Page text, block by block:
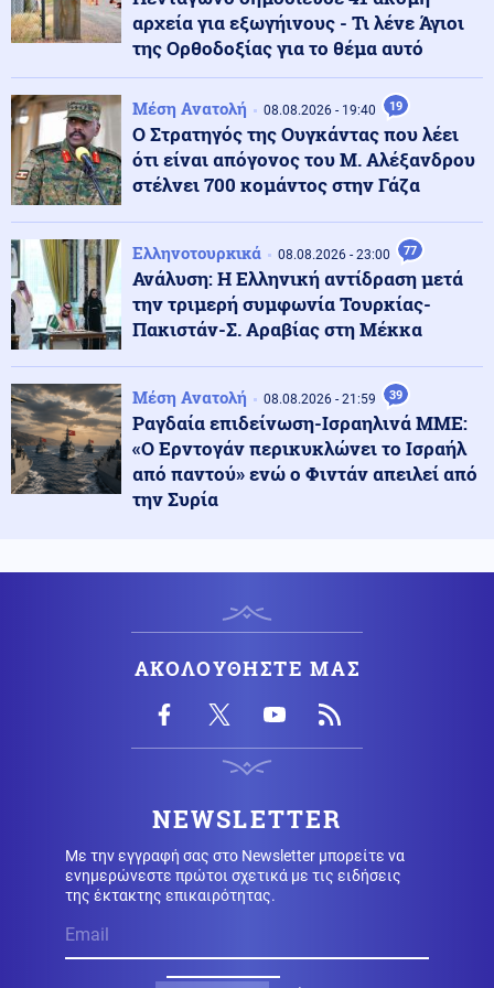
Υγεία 09.08.2026 - 17:58
Αφυδάτωση και γαστρεντερίτιδα: Γιατί το νερό δεν
είναι αρκετό
ΗΠΑ 09.08.2026 - 17:44
Νέα Υόρκη: Ανατροπή σκάφους με δύο νεκρούς –
Ανάμεσά τους ένα βρέφος
Κοινωνία 09.08.2026 - 17:37
Βοιωτία: Απατεώνας έπεισε δύο ηλικιωμένες να του
δώσουν τα χρήματά τους (βίντεο)
Κόσμος 09.08.2026 - 17:35
Οι προφητείες της Μπάμπα Βάνγκα για το 2026! Δύο
έχουν ήδη βγει αληθινές-Το σενάριο που απομένει
μέχρι το τέλος του έτους
09.08.2026 - 17:24
στρατιώτες
Κολύμπι μετά το φαγητό: Αλήθεια ή μύθος ο κίνδυνος
09.08.2026 - 17:00
ΒΟΜΒΑ ΑΠΟ ΖΕΜΕΝΙΔΗ! «Οι ΗΠΑ δεν θα δώσουν τα F-
35 στην Τουρκία λόγω της Κίνας»
09.08.2026 - 16:48
αρχεία για εξωγήινους - Τι λένε Άγιοι
της Ορθοδοξίας για το θέμα αυτό
Μέση Ανατολή 08.08.2026 - 19:40 19
Ο Στρατηγός της Ουγκάντας που λέει
ότι είναι απόγονος του Μ. Αλέξανδρου
στέλνει 700 κομάντος στην Γάζα
Ελληνοτουρκικά 08.08.2026 - 23:00 77
Ανάλυση: Η Ελληνική αντίδραση μετά
την τριμερή συμφωνία Τουρκίας-
Πακιστάν-Σ. Αραβίας στη Μέκκα
Μέση Ανατολή 08.08.2026 - 21:59 39
Ραγδαία επιδείνωση-Ισραηλινά ΜΜΕ:
«Ο Ερντογάν περικυκλώνει το Ισραήλ
από παντού» ενώ ο Φιντάν απειλεί από
την Συρία
ΑΚΟΛΟΥΘΗΣΤΕ ΜΑΣ
NEWSLETTER
Με την εγγραφή σας στο Newsletter μπορείτε να
ενημερώνεστε πρώτοι σχετικά με τις ειδήσεις
της έκτακτης επικαιρότητας.